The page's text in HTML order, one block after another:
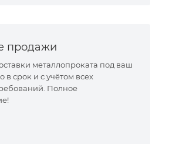
продажи
металлопроката под ваш
в срок и с учётом всех
Полное